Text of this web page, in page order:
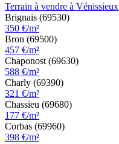
Terrain à vendre à Vénissieux
Brignais (69530)
350 €/m²
Bron (69500)
457 €/m²
Chaponost (69630)
588 €/m²
Charly (69390)
321 €/m²
Chassieu (69680)
177 €/m²
Corbas (69960)
398 €/m²